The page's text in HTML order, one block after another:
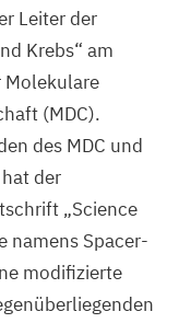
Leiter der
Krebs“ am
Molekulare
(MDC).
des MDC und
der
„Science
namens Spacer-
modifizierte